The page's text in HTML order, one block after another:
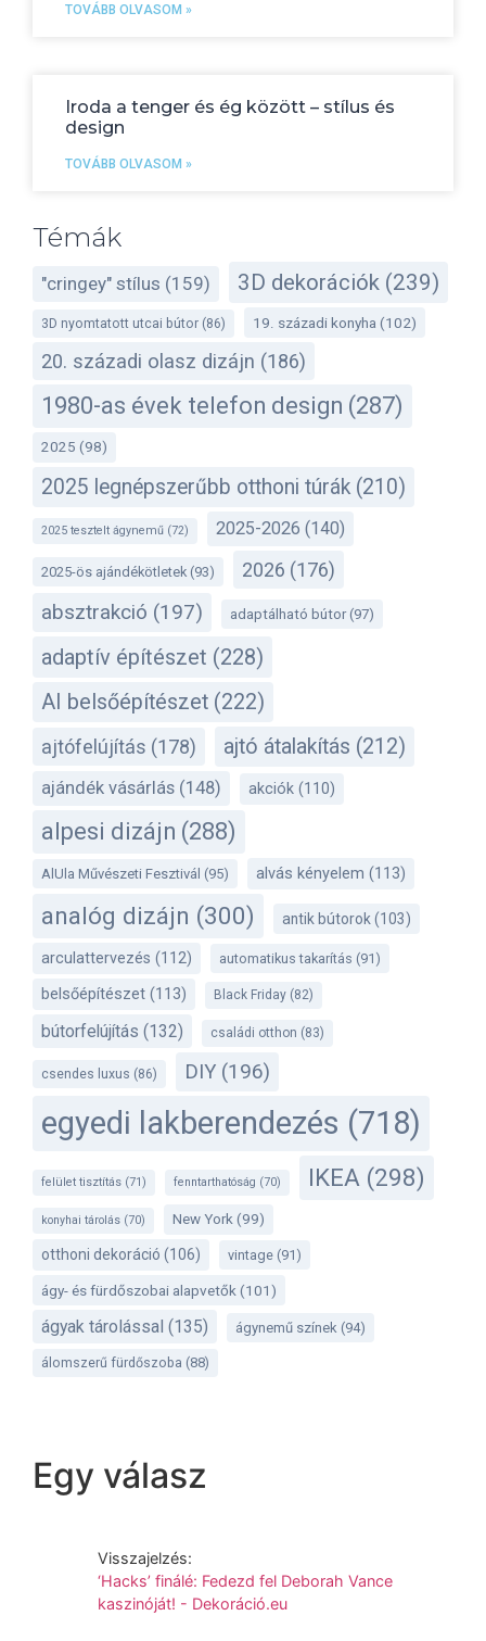
TOVÁBB OLVASOM »
Iroda a tenger és ég között – stílus és
design
TOVÁBB OLVASOM »
Témák
"cringey" stílus (159) 3D dekorációk (239)
3D nyomtatott utcai bútor (86) 19. századi konyha (102)
20. századi olasz dizájn (186)
1980-as évek telefon design (287)
2025 (98)
2025 legnépszerűbb otthoni túrák (210)
2025 tesztelt ágynemű (72) 2025-2026 (140)
2025-ös ajándékötletek (93) 2026 (176)
absztrakció (197) adaptálható bútor(97)
adaptív építészet (228)
AI belsőépítészet (222)
ajtófelújítás (178) ajtó átalakítás (212)
ajándék vásárlás (148) akciók (110)
alpesi dizájn (288)
AlUla Művészeti Fesztivál (95) alvás kényelem (113)
analóg dizájn (300) antik bútorok (103)
arculattervezés (112) automatikus takarítás (91)
belsőépítészet (113) Black Friday (82)
bútorfelújítás (132) családi otthon (83)
csendes luxus (86) DIY (196)
egyedi lakberendezés (718)
felület tisztítás (71) fenntarthatóság (70) IKEA (298)
konyhai tárolás (70) New York (99)
otthoni dekoráció (106) vintage (91)
ágy- és fürdőszobai alapvetők (101)
ágyak tárolással (135) ágynemű színek (94)
álomszerű fürdőszoba (88)
Egy válasz
Visszajelzés:
‘Hacks’ finálé: Fedezd fel Deborah Vance
kaszinóját! - Dekoráció.eu